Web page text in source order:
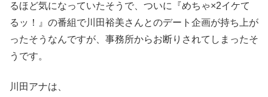
るほど気になっていたそうで、ついに『めちゃ×2イケて
るッ！』の番組で川田裕美さんとのデート企画が持ち上が
ったそうなんですが、事務所からお断りされてしまったそ
うです。
川田アナは、